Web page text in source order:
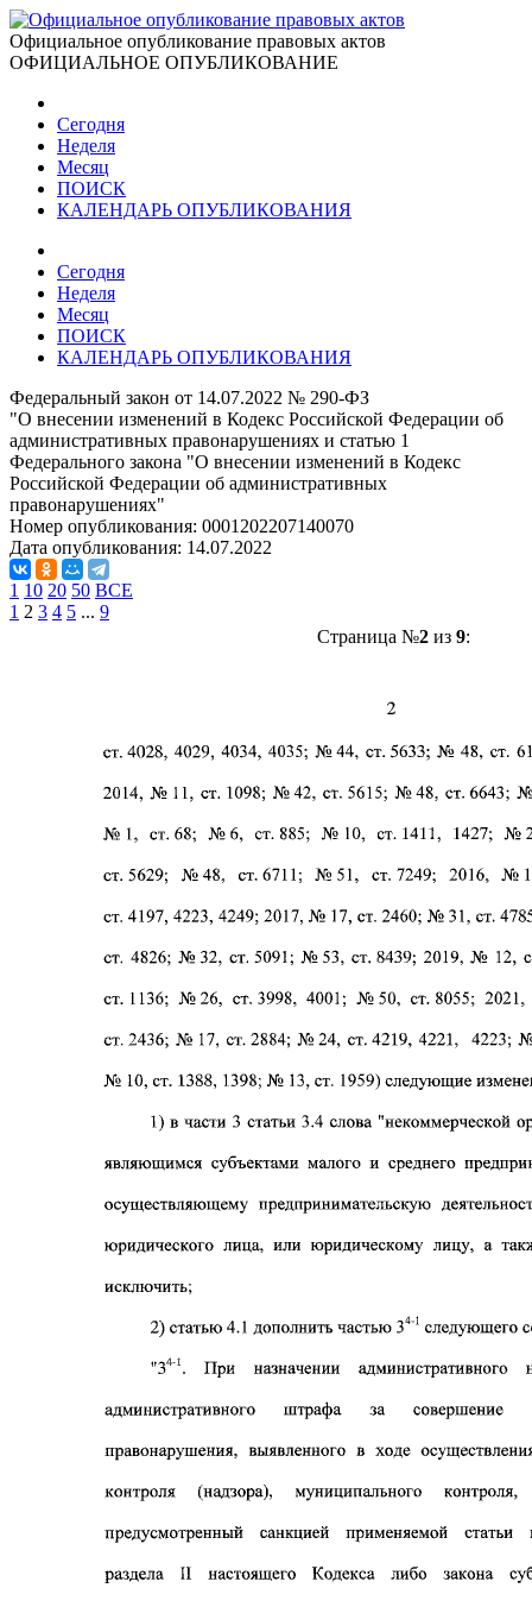
Официальное опубликование правовых актов
ОФИЦИАЛЬНОЕ ОПУБЛИКОВАНИЕ
Сегодня
Неделя
Месяц
ПОИСК
КАЛЕНДАРЬ ОПУБЛИКОВАНИЯ
Сегодня
Неделя
Месяц
ПОИСК
КАЛЕНДАРЬ ОПУБЛИКОВАНИЯ
Федеральный закон от 14.07.2022 № 290-ФЗ
"О внесении изменений в Кодекс Российской Федерации об
административных правонарушениях и статью 1
Федерального закона "О внесении изменений в Кодекс
Российской Федерации об административных
правонарушениях"
Номер опубликования: 0001202207140070
Дата опубликования: 14.07.2022
1 10 20 50 ВСЕ
1 2 3 4 5 ... 9
Страница №2из 9: